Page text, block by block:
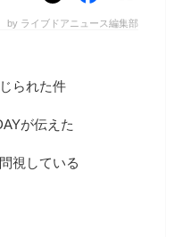
by ライブドアニュース編集部
られた件
が伝えた
視している